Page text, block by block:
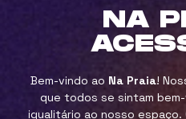
NA
Bem-vindo ao Na Praia!
que todos se sintam
igualitário ao nosso espaço.